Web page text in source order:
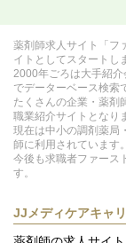
薬剤師求人サイト「フ
イトとしてスタートし
2000年ごろは大手紹
でデーターベース検索
たくさんの企業・薬剤
職業紹介サイトとなり
現在は中小の調剤薬局
師に利用されています。
今後も求職者ファース
す。
JJメディケアキャ